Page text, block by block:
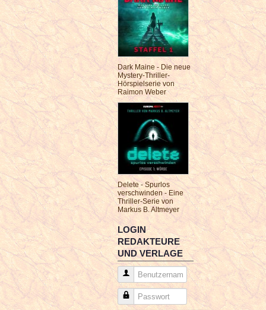
Dark Maine - Die neue
Mystery-Thriller-
Hörspielserie von
Raimon Weber
Delete - Spurlos
verschwinden - Eine
Thriller-Serie von
Markus B. Altmeyer
LOGIN
REDAKTEURE
UND VERLAGE
Benutzername
Passwort